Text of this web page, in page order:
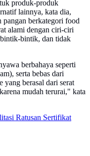
produk-produk
lainnya, kata dia,
pangan berkategori food
alami dengan ciri-ciri
bintik, dan tidak
berbahaya seperti
serta bebas dari
berasal dari serat
mudah terurai," kata
Ratusan Sertifikat